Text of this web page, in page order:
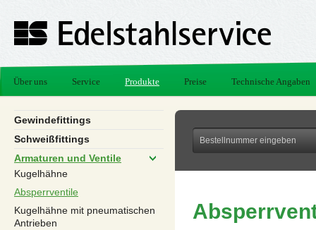
Über uns Service Produkte Preise Technische Angaben
Gewindefittings
Schweißfittings
Armaturen und Ventile
Kugelhähne
Absperrventile
Kugelhähne mit pneumatischen
Antrieben